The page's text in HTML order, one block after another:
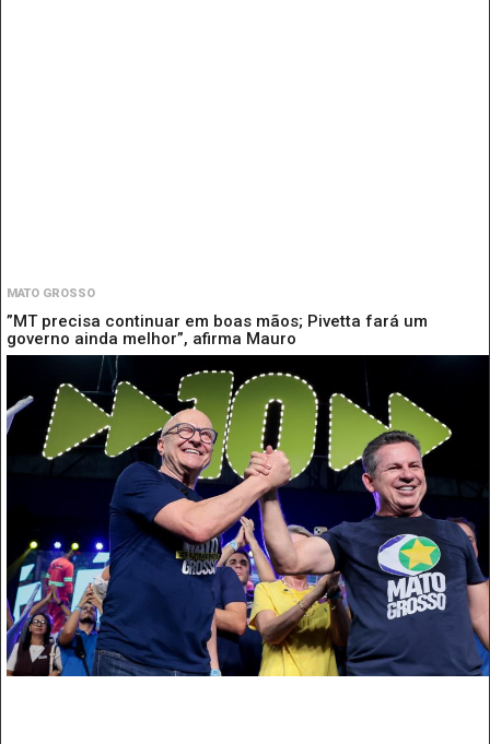
MATO GROSSO
”MT precisa continuar em boas mãos; Pivetta fará um
governo ainda melhor”, afirma Mauro